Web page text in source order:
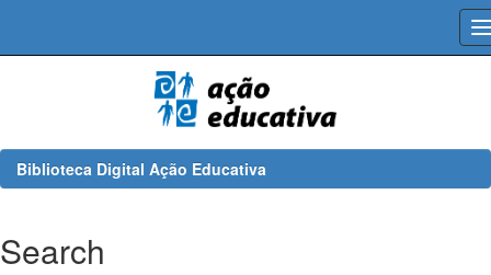
Biblioteca Digital Ação Educativa
Search